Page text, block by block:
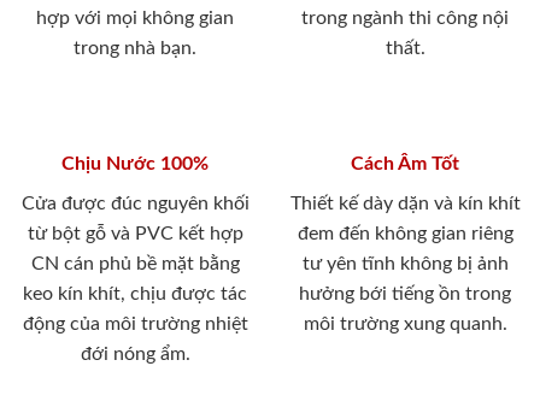
hợp với mọi không gian
trong nhà bạn.
trong ngành thi công nội
thất.
Chịu Nước 100%
Cửa được đúc nguyên khối
từ bột gỗ và PVC kết hợp
CN cán phủ bề mặt bằng
keo kín khít, chịu được tác
động của môi trường nhiệt
đới nóng ẩm.
Cách Âm Tốt
Thiết kế dày dặn và kín khít
đem đến không gian riêng
tư yên tĩnh không bị ảnh
hưởng bới tiếng ồn trong
môi trường xung quanh.